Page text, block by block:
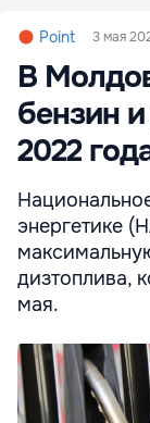
Point 3 мая
В
бензин
2022
энергетике
дизтоплива,
мая.